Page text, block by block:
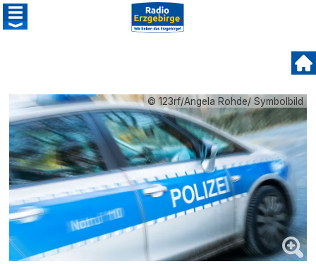
© 123rf/Angela Rohde/ Symbolbild